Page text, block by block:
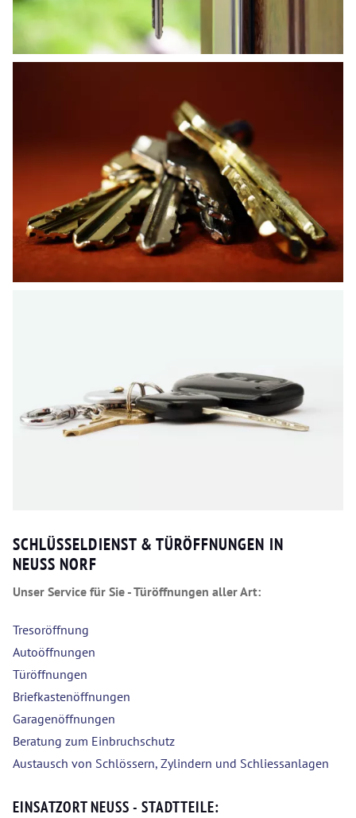
SCHLÜSSELDIENST & TÜRÖFFNUNGEN IN
NEUSS NORF
Unser Service für Sie - Türöffnungen aller Art:
Tresoröffnung
Autoöffnungen
Türöffnungen
Briefkastenöffnungen
Garagenöffnungen
Beratung zum Einbruchschutz
Austausch von Schlössern, Zylindern und Schliessanlagen
EINSATZORT NEUSS - STADTTEILE: